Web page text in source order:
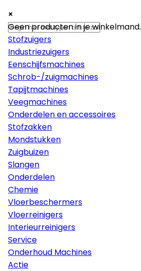
×
Machines
Stofzuigers
Industriezuigers
Eenschijfsmachines
Schrob-/zuigmachines
Tapijtmachines
Veegmachines
Onderdelen en accessoires
Stofzakken
Mondstukken
Zuigbuizen
Slangen
Onderdelen
Chemie
Vloerbeschermers
Vloerreinigers
Interieurreinigers
Service
Onderhoud Machines
Actie
×
×
Geen producten in je winkelmand.